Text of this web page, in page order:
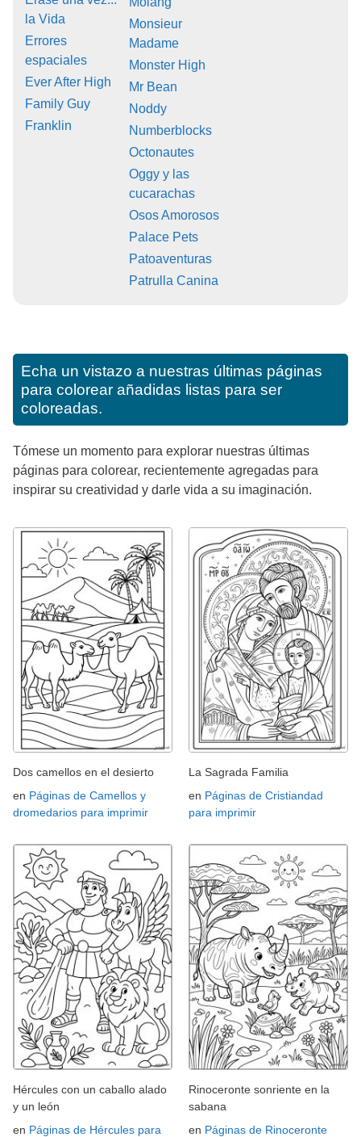
la Vida
Errores
espaciales
Ever After High
Family Guy
Franklin
Monsieur
Madame
Monster High
Mr Bean
Noddy
Numberblocks
Octonautes
Oggy y las
cucarachas
Osos Amorosos
Palace Pets
Patoaventuras
Patrulla Canina
Echa un vistazo a nuestras últimas páginas
para colorear añadidas listas para ser
coloreadas.
Tómese un momento para explorar nuestras últimas
páginas para colorear, recientemente agregadas para
inspirar su creatividad y darle vida a su imaginación.
Dos camellos en el desierto
en Páginas de Camellos y
dromedarios para imprimir
La Sagrada Familia
en Páginas de Cristiandad
para imprimir
Hércules con un caballo alado
y un león
en Páginas de Hércules para
Rinoceronte sonriente en la
sabana
en Páginas de Rinoceronte